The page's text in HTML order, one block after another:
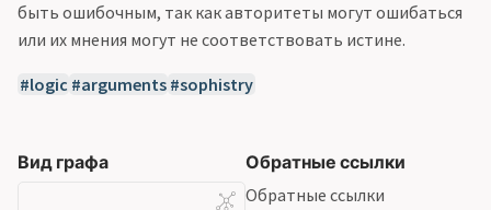
быть ошибочным, так как авторитеты могут ошибаться
или их мнения могут не соответствовать истине.
logic arguments sophistry
Вид графа
Обратные ссылки
Обратные ссылки